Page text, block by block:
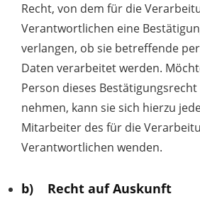
Recht, von dem für die
Verantwortlichen eine
verlangen, ob sie betreffende
Daten verarbeitet werden.
Person dieses
nehmen, kann sie sich hierzu
Mitarbeiter des für die
Verantwortlichen wenden.
b) Recht auf Auskunft